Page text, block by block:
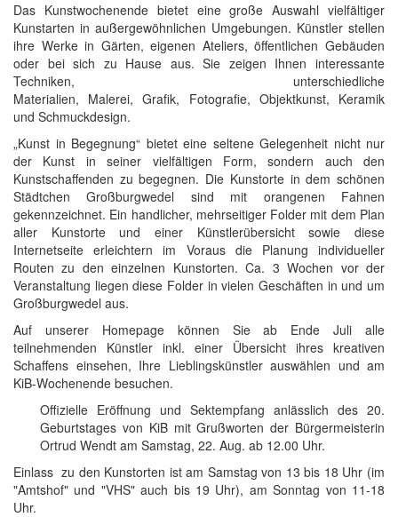
Das Kunstwochenende bietet eine große Auswahl vielfältiger
Kunstarten in außergewöhnlichen Umgebungen. Künstler stellen
ihre Werke in Gärten, eigenen Ateliers, öffentlichen Gebäuden
oder bei sich zu Hause aus. Sie zeigen Ihnen interessante
Techniken, unterschiedliche
Materialien, Malerei, Grafik, Fotografie, Objektkunst, Keramik
und Schmuckdesign.
„Kunst in Begegnung“ bietet eine seltene Gelegenheit nicht nur
der Kunst in seiner vielfältigen Form, sondern auch den
Kunstschaffenden zu begegnen. Die Kunstorte in dem schönen
Städtchen Großburgwedel sind mit orangenen Fahnen
gekennzeichnet. Ein handlicher, mehrseitiger Folder mit dem Plan
aller Kunstorte und einer Künstlerübersicht sowie diese
Internetseite erleichtern im Voraus die Planung individueller
Routen zu den einzelnen Kunstorten. Ca. 3 Wochen vor der
Veranstaltung liegen diese Folder in vielen Geschäften in und um
Großburgwedel aus.
Auf unserer Homepage können Sie ab Ende Juli alle
teilnehmenden Künstler inkl. einer Übersicht ihres kreativen
Schaffens einsehen, Ihre Lieblingskünstler auswählen und am
KiB-Wochenende besuchen.
Offizielle Eröffnung und Sektempfang anlässlich des 20.
Geburtstages von KiB mit Grußworten der Bürgermeisterin
Ortrud Wendt am Samstag, 22. Aug. ab 12.00 Uhr.
Einlass zu den Kunstorten ist am Samstag von 13 bis 18 Uhr (im
"Amtshof" und "VHS" auch bis 19 Uhr), am Sonntag von 11-18
Uhr.